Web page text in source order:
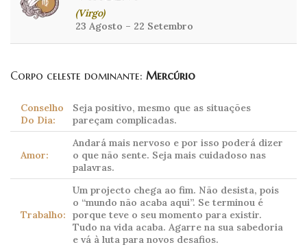
(Virgo)
23 Agosto – 22 Setembro
Corpo celeste dominante: Mercúrio
Conselho
Do Dia:
Seja positivo, mesmo que as situações
pareçam complicadas.
Amor:
Andará mais nervoso e por isso poderá dizer
o que não sente. Seja mais cuidadoso nas
palavras.
Trabalho:
Um projecto chega ao fim. Não desista, pois
o “mundo não acaba aqui”. Se terminou é
porque teve o seu momento para existir.
Tudo na vida acaba. Agarre na sua sabedoria
e vá à luta para novos desafios.